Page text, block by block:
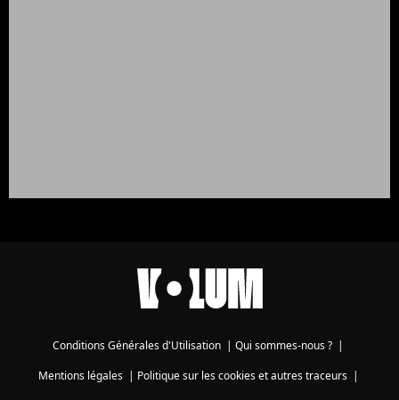
Conditions Générales d'Utilisation | Qui sommes-nous ? |
Mentions légales| Politique sur les cookies et autres traceurs|